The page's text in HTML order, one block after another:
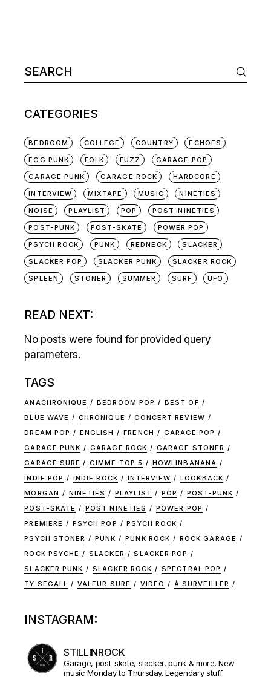
Search
for:
CATEGORIES
BEDROOM COLLEGE COUNTRY
ECHOES
EGG PUNK
FOLK FUZZ
GARAGE POP
GARAGE PUNK
GARAGE ROCK
HARDCORE
INTERVIEW
MIXTAPE MUSIC
NINETIES
NOISE
PLAYLIST POP
POST-NINETIES
POST-PUNK
POST-SKATE
POWER POP
PSYCH ROCK
PUNK REDNECK
SLACKER
SLACKER POP
SLACKER PUNK
SLACKER ROCK
SPLEEN
STONER SUMMER SURF UFO
READ NEXT:
No posts were found for provided query
parameters.
TAGS
ANACHRONIQUE BEDROOM POP
BEST OF
BLUE WAVE
CHRONIQUE
CONCERT REVIEW
DREAM POP
ENGLISH FRENCH
GARAGE POP
GARAGE PUNK
GARAGE ROCK
GARAGE STONER
GARAGE SURF
GIMME TOP 5
HOWLINBANANA
INDIE POP
INDIE ROCK INTERVIEW
LOOKBACK
MORGAN
NINETIES PLAYLIST POP
POST-PUNK
POST-SKATE
POST NINETIES
POWER POP
PREMIERE
PSYCH POP
PSYCH ROCK
PSYCH STONER
PUNK PUNK ROCK
ROCK GARAGE
ROCK PSYCHE
SLACKER
SLACKER POP
SLACKER PUNK
SLACKER ROCK
SPECTRAL POP
TY SEGALL
VALEUR SURE VIDEO À SURVEILLER
INSTAGRAM:
STILLINROCK
Garage, post-skate, slacker, punk & more. New
music Monday to Thursday. Legendary stuff